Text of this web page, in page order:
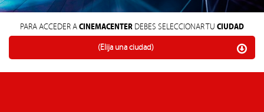
PARA ACCEDER ACINEMACENTER DEBES SELECCIONAR TU CIUDAD
(Elija una ciudad)